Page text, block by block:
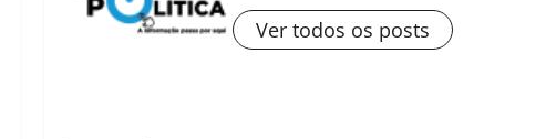
Ver todos os posts